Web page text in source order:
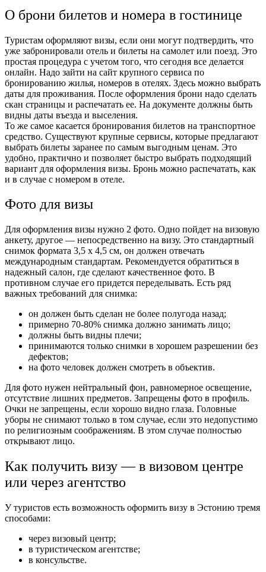
О брони билетов и номера в гостинице
Туристам оформляют визы, если они могут подтвердить, что
уже забронировали отель и билеты на самолет или поезд. Это
простая процедура с учетом того, что сегодня все делается
онлайн. Надо зайти на сайт крупного сервиса по
бронированию жилья, номеров в отелях. Здесь можно выбрать
даты для проживания. После оформления брони надо сделать
скан страницы и распечатать ее. На документе должны быть
видны даты въезда и выселения.
То же самое касается бронирования билетов на транспортное
средство. Существуют крупные сервисы, которые предлагают
выбрать билеты заранее по самым выгодным ценам. Это
удобно, практично и позволяет быстро выбрать подходящий
вариант для оформления визы. Бронь можно распечатать, как
и в случае с номером в отеле.
Фото для визы
Для оформления визы нужно 2 фото. Одно пойдет на визовую
анкету, другое — непосредственно на визу. Это стандартный
снимок формата 3,5 х 4,5 см, он должен отвечать
международным стандартам. Рекомендуется обратиться в
надежный салон, где сделают качественное фото. В
противном случае его придется переделывать. Есть ряд
важных требований для снимка:
он должен быть сделан не более полугода назад;
примерно 70-80% снимка должно занимать лицо;
должны быть видны плечи;
принимаются только снимки в хорошем разрешении без
дефектов;
на фото человек должен смотреть в объектив.
Для фото нужен нейтральный фон, равномерное освещение,
отсутствие лишних предметов. Запрещены фото в профиль.
Очки не запрещены, если хорошо видно глаза. Головные
уборы не снимают только в том случае, если это недопустимо
по религиозным соображениям. В этом случае полностью
открывают лицо.
Как получить визу — в визовом центре
или через агентство
У туристов есть возможность оформить визу в Эстонию тремя
способами:
через визовый центр;
в туристическом агентстве;
в консульстве.